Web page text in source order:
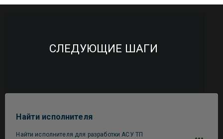
СЛЕДУЮЩИЕ ШАГИ
Найти исполнителя
Найти исполнителя для разработки АСУ ТП